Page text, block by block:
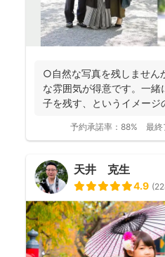
○自然な写真を残しません
な雰囲気が得意です。一
子を残す、というイメージ
予約承諾率： 88% 最終
天井 克生
4.9 (